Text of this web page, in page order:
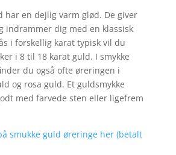
har en dejlig varm glød. De giver
indrammer dig med en klassisk
i forskellig karat typisk vil du
i 8 til 18 karat guld. I smykke
du også ofte øreringen i
og rosa guld. Et guldsmykke
med farvede sten eller ligefrem
smukke guld øreringe her (betalt